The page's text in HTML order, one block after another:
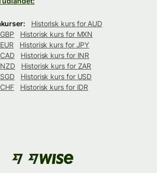
Historisk kurs for AUD
Historisk kurs for MXN
Historisk kurs for JPY
Historisk kurs for INR
Historisk kurs for ZAR
Historisk kurs for USD
Historisk kurs for IDR